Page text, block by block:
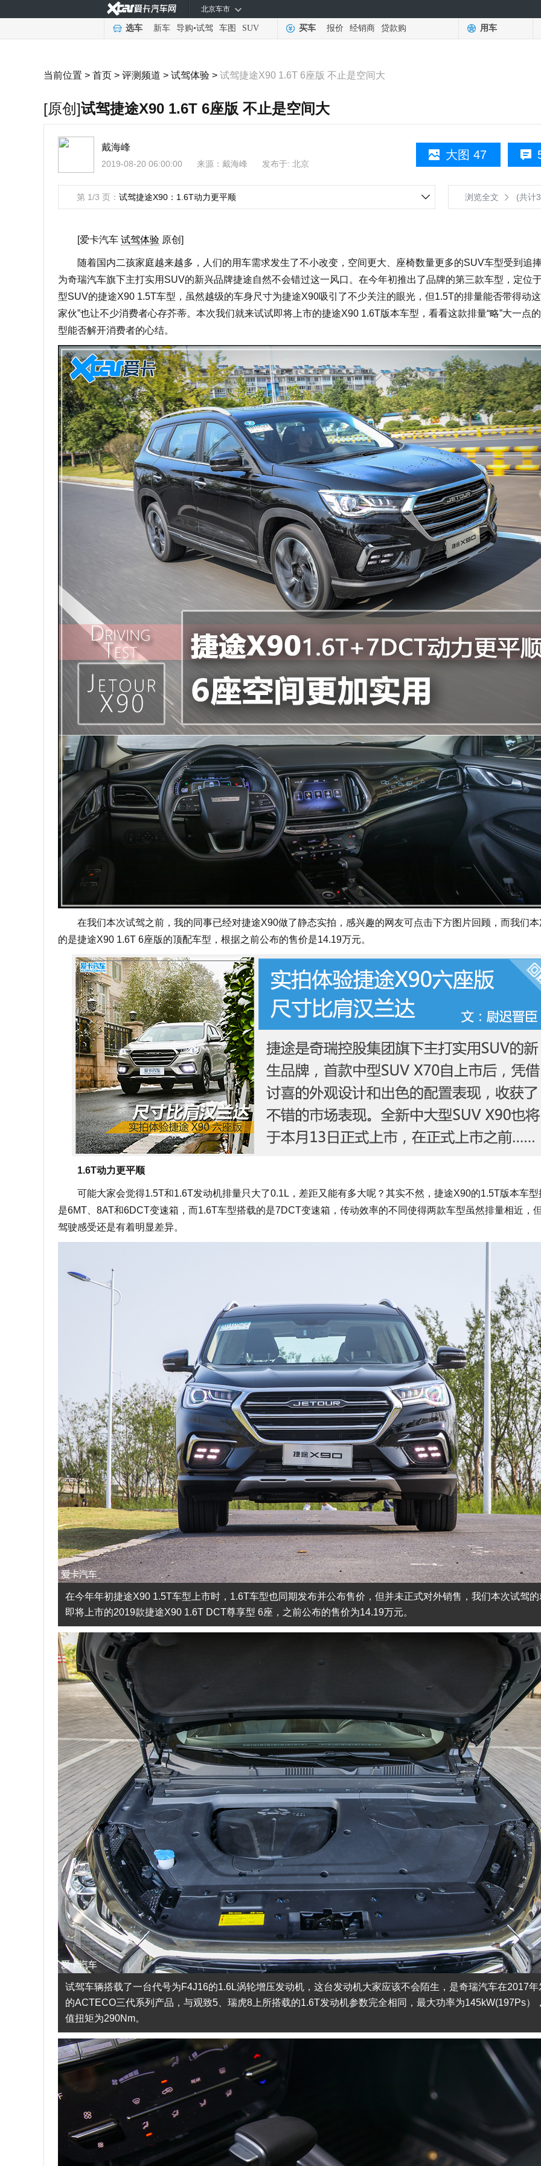
北京车市
选车 新车 导购•试驾 车图 SUV 买车 报价 经销商 贷款购 用车
当前位置 > 首页 > 评测频道 > 试驾体验 > 试驾捷途X90 1.6T 6座版 不止是空间大
[原创]试驾捷途X90 1.6T 6座版 不止是空间大
大图 47
戴海峰
2019-08-20 06:00:00 来源： 戴海峰 发布于: 北京
第 1/3 页： 试驾捷途X90：1.6T动力更平顺 浏览全文 (共计
[爱卡汽车 试驾体验 原创]
随着国内二孩家庭越来越多，人们的用车需求发生了不小改变，空间更大、座椅数量更多的SUV车型受到追
为奇瑞汽车旗下主打实用SUV的新兴品牌捷途自然不会错过这一风口。在今年初推出了品牌的第三款车型，定位
型SUV的捷途X90 1.5T车型，虽然越级的车身尺寸为捷途X90吸引了不少关注的眼光，但1.5T的排量能否带得动这
家伙”也让不少消费者心存芥蒂。本次我们就来试试即将上市的捷途X90 1.6T版本车型，看看这款排量“略”大一点
型能否解开消费者的心结。
在我们本次试驾之前，我的同事已经对捷途X90做了静态实拍，感兴趣的网友可点击下方图片回顾，而我们本
的是捷途X90 1.6T 6座版的顶配车型，根据之前公布的售价是14.19万元。
1.6T动力更平顺
可能大家会觉得1.5T和1.6T发动机排量只大了0.1L，差距又能有多大呢？其实不然，捷途X90的1.5T版本车型
是6MT、8AT和6DCT变速箱，而1.6T车型搭载的是7DCT变速箱，传动效率的不同使得两款车型虽然排量相近，
驾驶感受还是有着明显差异。
在今年年初捷途X90 1.5T车型上市时，1.6T车型也同期发布并公布售价，但并未正式对外销售，我们本次试驾
即将上市的2019款捷途X90 1.6T DCT尊享型 6座，之前公布的售价为14.19万元。
试驾车辆搭载了一台代号为F4J16的1.6L涡轮增压发动机，这台发动机大家应该不会陌生，是奇瑞汽车在2017年
的ACTECO三代系列产品，与观致5、瑞虎8上所搭载的1.6T发动机参数完全相同，最大功率为145kW(197Ps）
值扭矩为290Nm。